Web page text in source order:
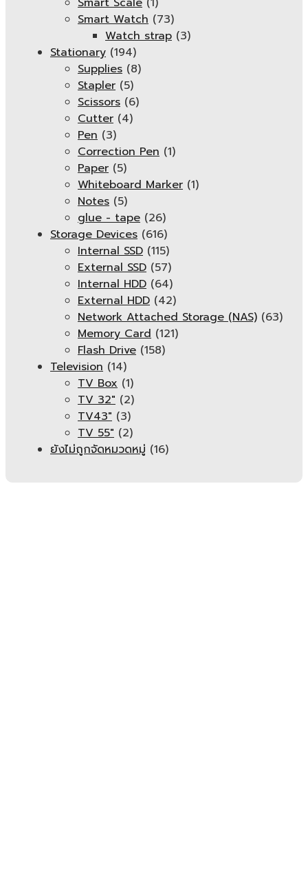
Smart Watch (73)
Watch strap (3)
Stationary (194)
Supplies (8)
Stapler (5)
Scissors (6)
Cutter (4)
Pen (3)
Correction Pen (1)
Paper (5)
Whiteboard Marker (1)
Notes (5)
glue - tape (26)
Storage Devices (616)
Internal SSD (115)
External SSD (57)
Internal HDD (64)
External HDD (42)
Network Attached Storage (NAS) (63)
Memory Card (121)
Flash Drive (158)
Television (14)
TV Box (1)
TV 32" (2)
TV43" (3)
TV 55" (2)
ยังไม่ถูกจัดหมวดหมู่ (16)